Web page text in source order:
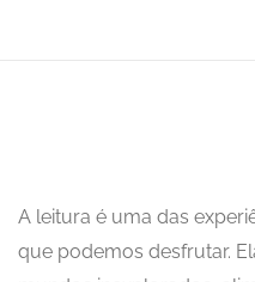
A leitura é uma das
que podemos desfrutar.